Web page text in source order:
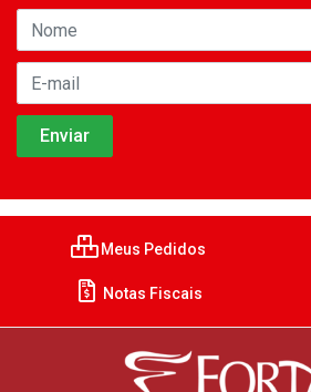
Meus Pedidos
Notas Fiscais